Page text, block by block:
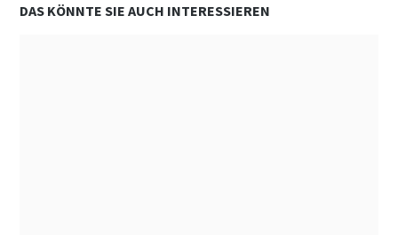
DAS KÖNNTE SIE AUCH INTERESSIEREN